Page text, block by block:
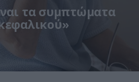
τα συμπτώματα